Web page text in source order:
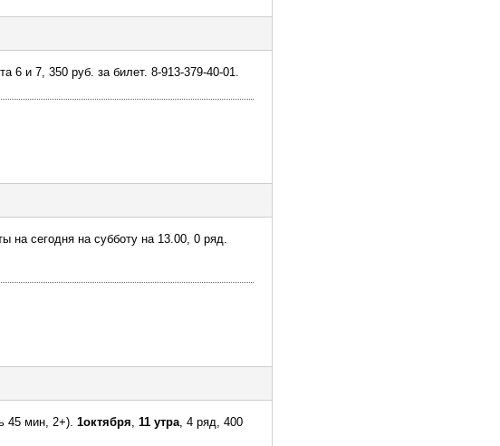
6 и 7, 350 руб. за билет. 8-913-379-40-01.
на сегодня на субботу на 13.00, 0 ряд.
45 мин, 2+). 1октября, 11 утра, 4 ряд, 400